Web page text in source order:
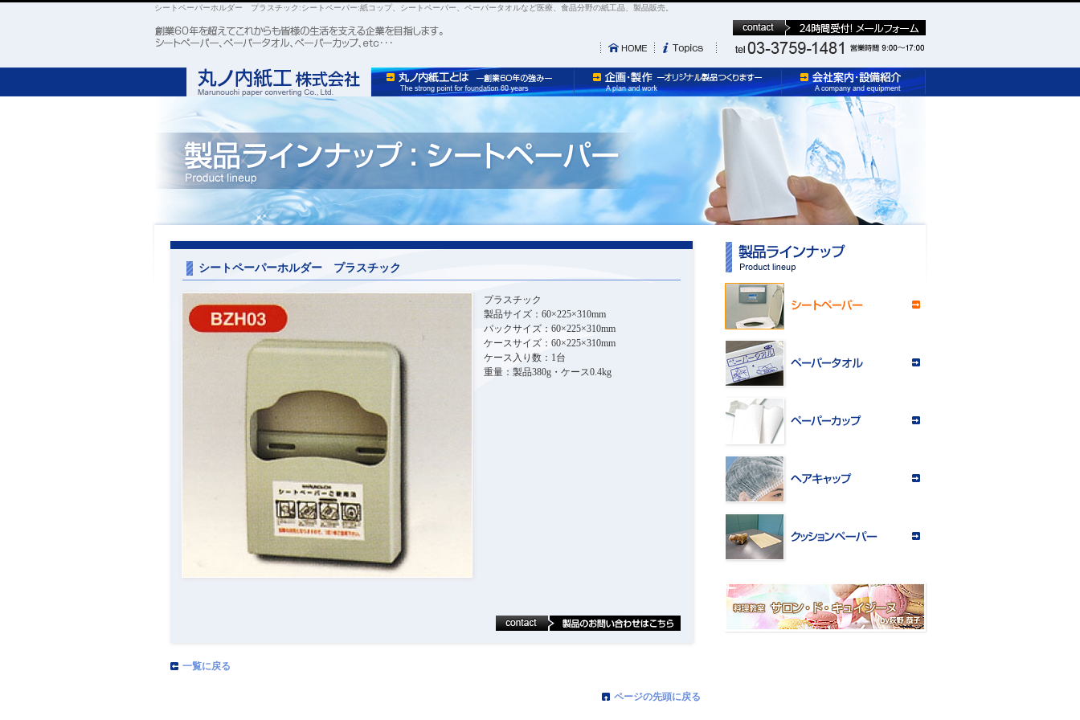
シートペーパーホルダー プラスチック:シートペーパー:紙コップ、シートペーパー、ペーパータオルなど医療、食品分野の紙工品、製品販売。
シートペーパーホルダー プラスチック
プラスチック
製品サイズ：60×225×310mm
パックサイズ：60×225×310mm
ケースサイズ：60×225×310mm
ケース入り数：1台
重量：製品380g・ケース0.4kg
一覧に戻る
ページの先頭に戻る